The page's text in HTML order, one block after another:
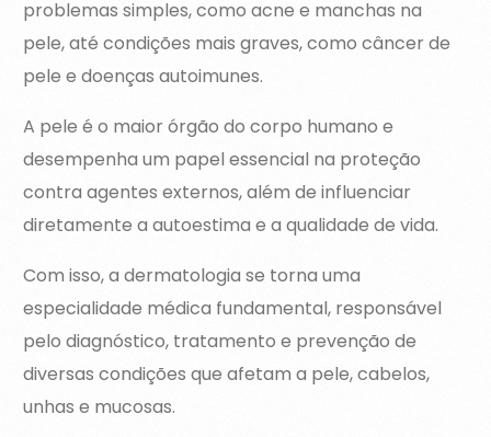
problemas simples, como acne e manchas na
pele, até condições mais graves, como câncer de
pele e doenças autoimunes.
A pele é o maior órgão do corpo humano e
desempenha um papel essencial na proteção
contra agentes externos, além de influenciar
diretamente a autoestima e a qualidade de vida.
Com isso, a dermatologia se torna uma
especialidade médica fundamental, responsável
pelo diagnóstico, tratamento e prevenção de
diversas condições que afetam a pele, cabelos,
unhas e mucosas.